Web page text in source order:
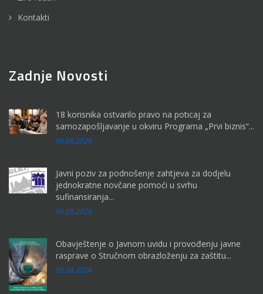
Kontakti
Zadnje Novosti
18 korisnika ostvarilo pravo na poticaj za
samozapošljavanje u okviru Programa „Prvi biznis“...
06.08.2026
Javni poziv za podnošenje zahtjeva za dodjelu
jednokratne novčane pomoći u svrhu
sufinansiranja...
06.08.2026
Obavještenje o Javnom uvidu i provođenju javne
rasprave o Stručnom obrazloženju za zaštitu...
05.08.2026